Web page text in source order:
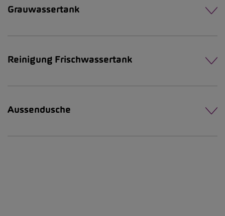
Grauwassertank
Reinigung Frischwassertank
Aussendusche